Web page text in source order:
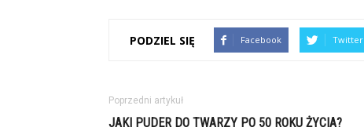
PODZIEL SIĘ Facebook Twitter
Poprzedni artykuł
JAKI PUDER DO TWARZY PO 50 ROKU ŻYCIA?